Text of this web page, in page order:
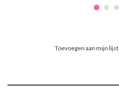
Toevoegen aan mijn lijst